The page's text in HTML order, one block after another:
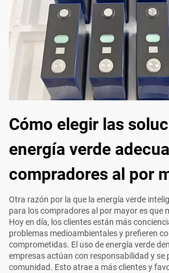
Cómo elegir las
energía verde
compradores al por
Otra razón por la que la energía verde
para los compradores al por mayor es que
Hoy en día, los clientes están más
problemas medioambientales y prefieren
comprometidas. El uso de energía verde
empresas actúan con responsabilidad y se
comunidad. Esto atrae a más clientes y